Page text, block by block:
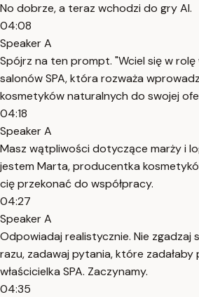
No dobrze, a teraz wchodzi do gry AI.
04:08
Speaker A
Spójrz na ten prompt. "Wciel się w rolę
salonów SPA, która rozważa
kosmetyków naturalnych do swojej
04:18
Speaker A
Masz wątpliwości dotyczące marży i
jestem Marta, producentka
cię przekonać do współpracy.
04:27
Speaker A
Odpowiadaj realistycznie. Nie zgadzaj
razu, zadawaj pytania, które zadałaby
właścicielka SPA. Zaczynamy.
04:35